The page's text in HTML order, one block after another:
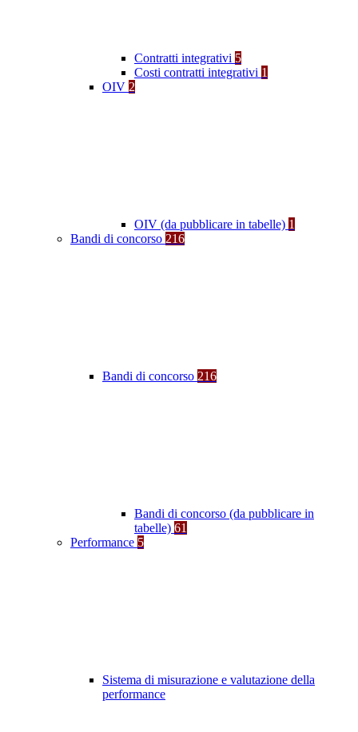
Contratti integrativi 5
Costi contratti integrativi 1
OIV 2
OIV (da pubblicare in tabelle) 1
Bandi di concorso 216
Bandi di concorso 216
Bandi di concorso (da pubblicare in
tabelle) 61
Performance 5
Sistema di misurazione e valutazione della
performance